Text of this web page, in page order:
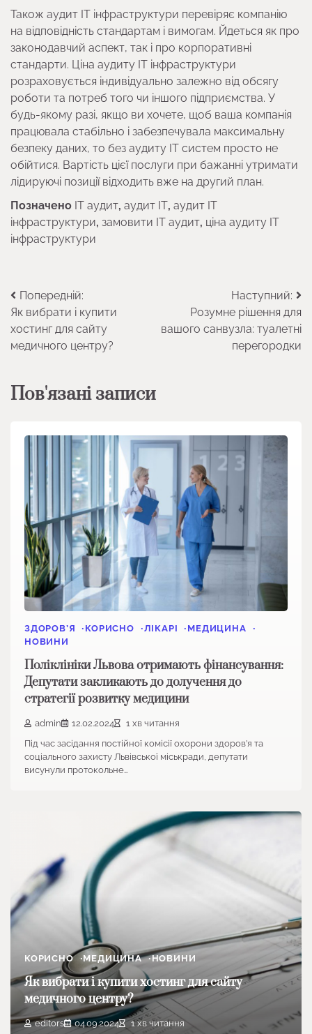
Також аудит ІТ інфраструктури перевіряє компанію
на відповідність стандартам і вимогам. Йдеться як про
законодавчий аспект, так і про корпоративні
стандарти. Ціна аудиту ІТ інфраструктури
розраховується індивідуально залежно від обсягу
роботи та потреб того чи іншого підприємства. У
будь-якому разі, якщо ви хочете, щоб ваша компанія
працювала стабільно і забезпечувала максимальну
безпеку даних, то без аудиту ІТ систем просто не
обійтися. Вартість цієї послуги при бажанні утримати
лідируючі позиції відходить вже на другий план.
Позначено IT аудит, аудит IT, аудит IT
інфраструктури, замовити IT аудит, ціна аудиту ІТ
інфраструктури
Навігація
записів
Попередній:
Як вибрати і купити
хостинг для сайту
медичного центру?
Наступний:
Розумне рішення для
вашого санвузла: туалетні
перегородки
Пов'язані записи
ЗДОРОВ’Я КОРИСНО ЛІКАРІ
МЕДИЦИНА
НОВИНИ
Поліклініки Львова отримають фінансування:
Депутати закликають до долучення до
стратегії розвитку медицини
admin 12.02.2024
1 хв читання
Під час засідання постійної комісії охорони здоров’я та
соціального захисту Львівської міськради, депутати
висунули протокольне…
КОРИСНО МЕДИЦИНА НОВИНИ
Як вибрати і купити хостинг для сайту
медичного центру?
editors 04.09.2024 1 хв читання